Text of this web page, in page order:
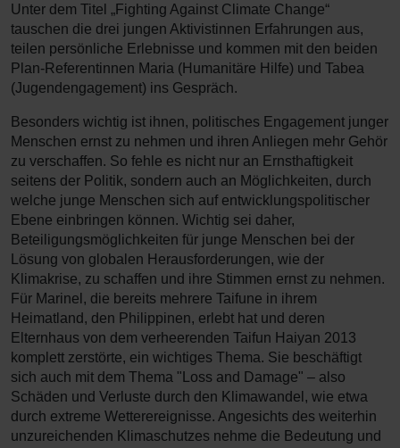
Unter dem Titel „Fighting Against Climate Change“
tauschen die drei jungen Aktivistinnen Erfahrungen aus,
teilen persönliche Erlebnisse und kommen mit den beiden
Plan-Referentinnen Maria (Humanitäre Hilfe) und Tabea
(Jugendengagement) ins Gespräch.
Besonders wichtig ist ihnen, politisches Engagement junger
Menschen ernst zu nehmen und ihren Anliegen mehr Gehör
zu verschaffen. So fehle es nicht nur an Ernsthaftigkeit
seitens der Politik, sondern auch an Möglichkeiten, durch
welche junge Menschen sich auf entwicklungspolitischer
Ebene einbringen können. Wichtig sei daher,
Beteiligungsmöglichkeiten für junge Menschen bei der
Lösung von globalen Herausforderungen, wie der
Klimakrise, zu schaffen und ihre Stimmen ernst zu nehmen.
Für Marinel, die bereits mehrere Taifune in ihrem
Heimatland, den Philippinen, erlebt hat und deren
Elternhaus von dem verheerenden Taifun Haiyan 2013
komplett zerstörte, ein wichtiges Thema. Sie beschäftigt
sich auch mit dem Thema "Loss and Damage" – also
Schäden und Verluste durch den Klimawandel, wie etwa
durch extreme Wetterereignisse. Angesichts des weiterhin
unzureichenden Klimaschutzes nehme die Bedeutung und